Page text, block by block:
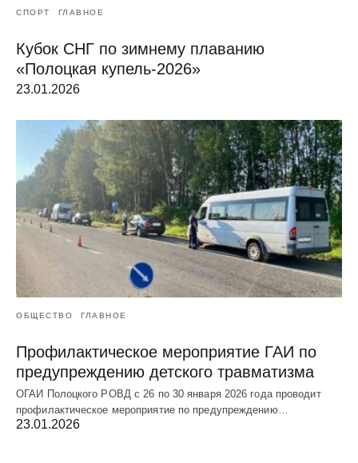
СПОРТ ГЛАВНОЕ
Кубок СНГ по зимнему плаванию
«Полоцкая купель-2026»
23.01.2026
ОБЩЕСТВО ГЛАВНОЕ
Профилактическое мероприятие ГАИ по
предупреждению детского травматизма
ОГАИ Полоцкого РОВД с 26 по 30 января 2026 года проводит
профилактическое мероприятие по предупреждению…
23.01.2026